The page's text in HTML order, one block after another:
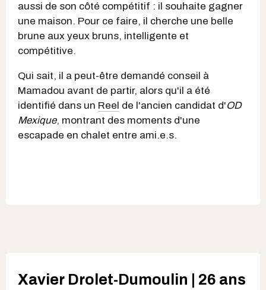
aussi de son côté compétitif : il souhaite gagner
une maison. Pour ce faire, il cherche une belle
brune aux yeux bruns, intelligente et
compétitive.
Qui sait, il a peut-être demandé conseil à
Mamadou avant de partir, alors qu'il a été
identifié dans un Reel de l'ancien candidat d'OD
Mexique, montrant des moments d'une
escapade en chalet entre ami.e.s.
Xavier Drolet-Dumoulin | 26 ans